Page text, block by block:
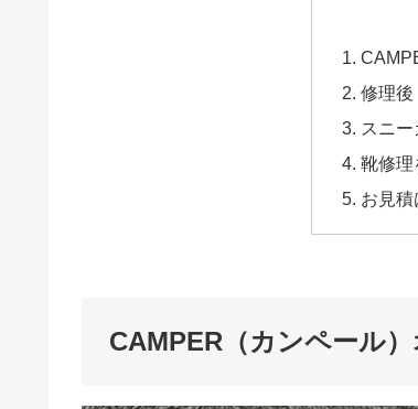
修理後
スニ
靴修理
お見積
CAMPER（カンペール